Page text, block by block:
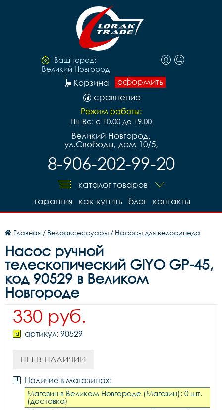
Ваш город:
Великий Новгород
оформить
Корзина
сравнение
Режим работы:
Пн-Вс: с 10.00 до 19.00
Великий Новгород,
ул.Свободы, дом 10/5,
8-906-202-99-20
каталог товаров
контакты
блог
как купить
гарантия
Главная / Велоаксессуары / Насосы для велосипеда
Насос ручной
телескопический GIYO GP-45,
код 90529 в Великом
Новгороде
330 руб.
артикул: 90529
НЕТ В НАЛИЧИИ
Наличие в магазинах:
Магазин в Великом Новгороде (Магазин): 0 шт.
(доставка)